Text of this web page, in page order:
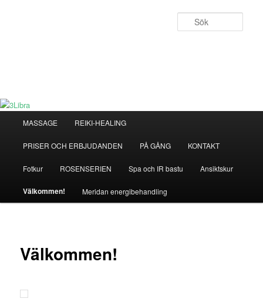
MASSAGE REIKI-HEALING
PRISER OCH ERBJUDANDEN PÅ GÅNG KONTAKT
Fotkur ROSENSERIEN Spa och IR bastu Ansiktskur
Välkommen! Meridan energibehandling
Välkommen!